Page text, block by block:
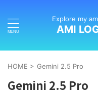
Explore my
AMI
HOME > Gemini 2.5 Pro
Gemini 2.5 Pro